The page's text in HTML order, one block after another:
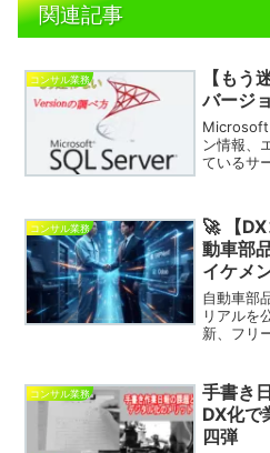
関連記事
コンサル業務
【も
バージ
Microsoft
ン情報、
ているサ
のために
SQL...
コンサル業務
🚀 【
動車部
イケメ
プロジ
自動車部
リアルを
新、フリ
課題と、
ふれる対
のDX推進
コンサル業務
手書き
DX化で
四弾